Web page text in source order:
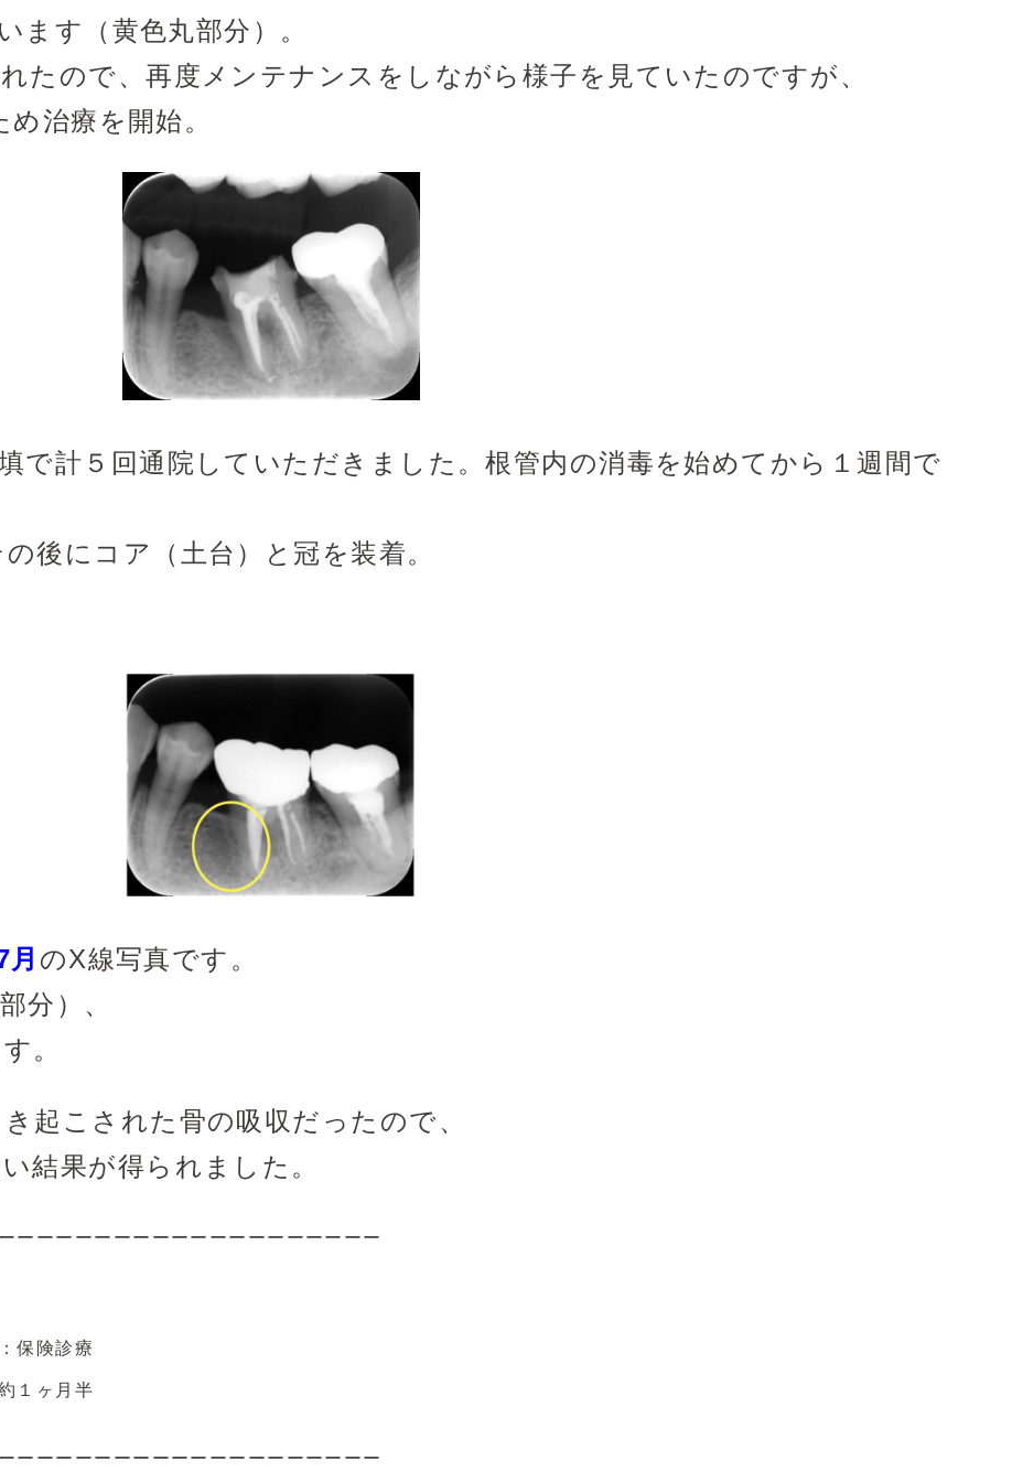
ます（黄色丸部分）。
たので、再度メンテナンスをしながら様子を見ていたのですが、
治療を開始。
で計５回通院していただきました。根管内の消毒を始めてから１週間で
後にコア（土台）と冠を装着。
のX線写真です。
分）、
。
起こされた骨の吸収だったので、
結果が得られました。
ーーーーーーーーーーーーーーーーーーー
保険診療
１ヶ月半
ーーーーーーーーーーーーーーーーーーー